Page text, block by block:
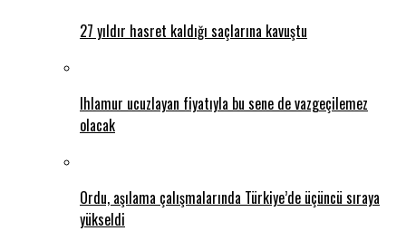
27 yıldır hasret kaldığı saçlarına kavuştu
Ihlamur ucuzlayan fiyatıyla bu sene de vazgeçilemez
olacak
Ordu, aşılama çalışmalarında Türkiye’de üçüncü sıraya
yükseldi